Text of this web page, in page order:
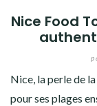
Nice Food
Nice, la perle de
pour ses plages